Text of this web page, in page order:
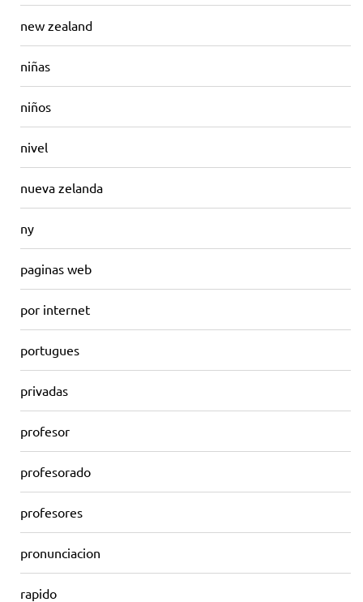
new zealand
niñas
niños
nivel
nueva zelanda
ny
paginas web
por internet
portugues
privadas
profesor
profesorado
profesores
pronunciacion
rapido